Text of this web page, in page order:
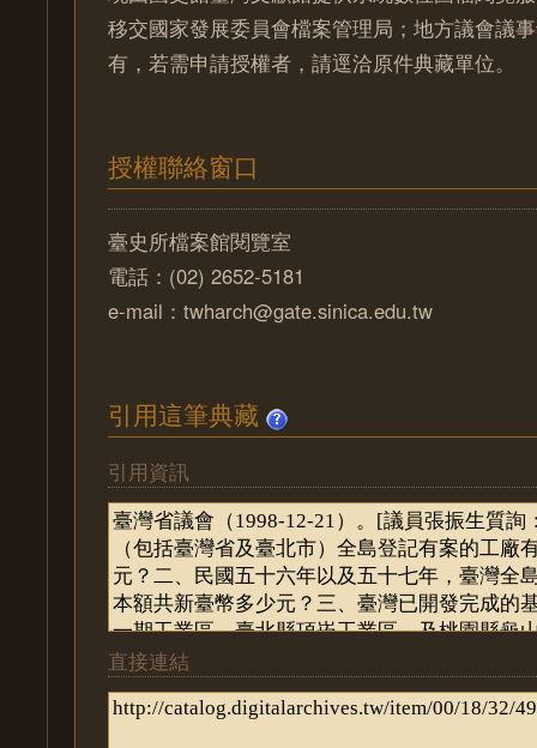
移交國家發展委員會檔案管理局；地方議會議
有，若需申請授權者，請逕洽原件典藏單位。
授權聯絡窗口
臺史所檔案館閱覽室
電話：(02) 2652-5181
e-mail：twharch@gate.sinica.edu.tw
引用這筆典藏
引用資訊
直接連結